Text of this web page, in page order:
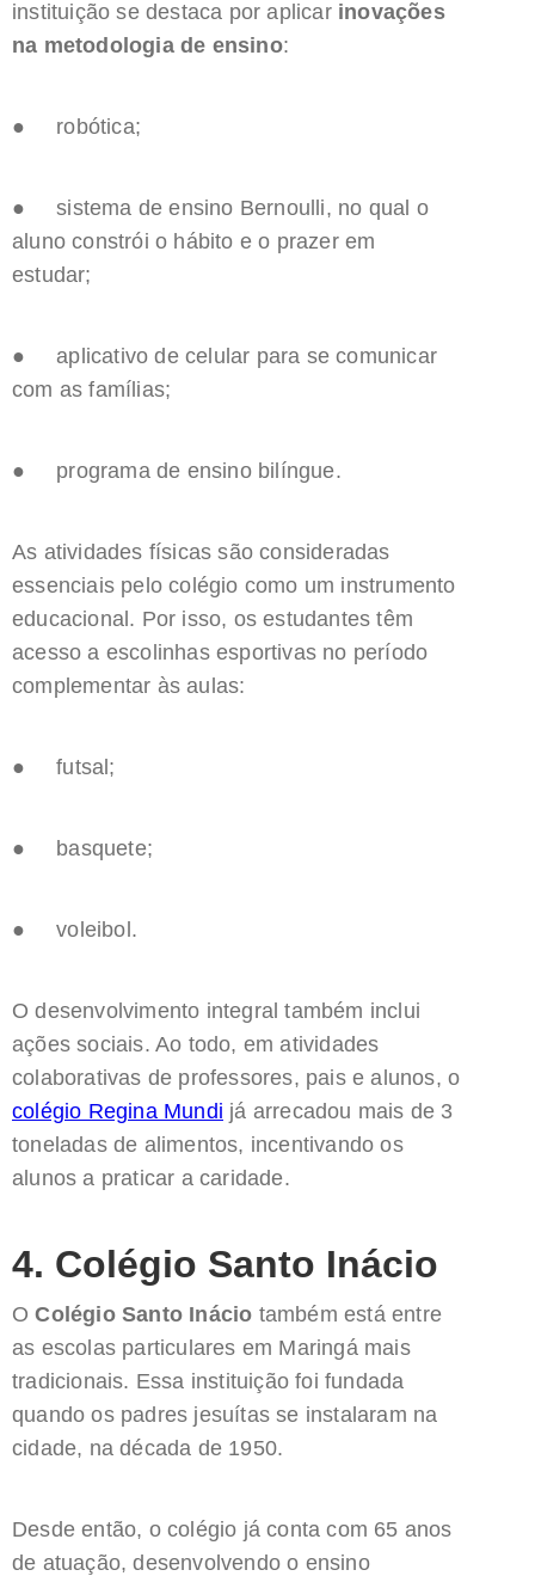
instituição se destaca por aplicar inovações
na metodologia de ensino:
● robótica;
● sistema de ensino Bernoulli, no qual o
aluno constrói o hábito e o prazer em
estudar;
● aplicativo de celular para se comunicar
com as famílias;
● programa de ensino bilíngue.
As atividades físicas são consideradas
essenciais pelo colégio como um instrumento
educacional. Por isso, os estudantes têm
acesso a escolinhas esportivas no período
complementar às aulas:
● futsal;
● basquete;
● voleibol.
O desenvolvimento integral também inclui
ações sociais. Ao todo, em atividades
colaborativas de professores, pais e alunos, o
colégio Regina Mundi já arrecadou mais de 3
toneladas de alimentos, incentivando os
alunos a praticar a caridade.
4. Colégio Santo Inácio
O Colégio Santo Inácio também está entre
as escolas particulares em Maringá mais
tradicionais. Essa instituição foi fundada
quando os padres jesuítas se instalaram na
cidade, na década de 1950.
Desde então, o colégio já conta com 65 anos
de atuação, desenvolvendo o ensino